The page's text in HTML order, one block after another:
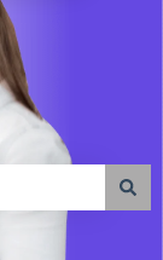
de búsqueda